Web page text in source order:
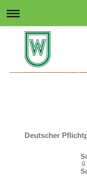
Deutscher